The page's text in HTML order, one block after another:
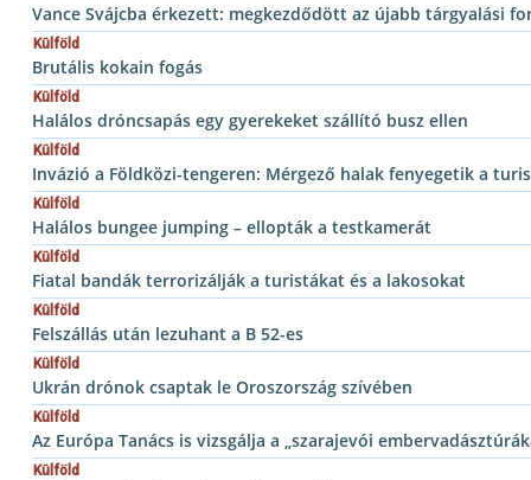
Vance Svájcba érkezett: megkezdődött az újabb tárgyalási
Külföld
Brutális kokain fogás
Külföld
Halálos dróncsapás egy gyerekeket szállító busz ellen
Külföld
Invázió a Földközi-tengeren: Mérgező halak fenyegetik a
Külföld
Halálos bungee jumping – ellopták a testkamerát
Külföld
Fiatal bandák terrorizálják a turistákat és a lakosokat
Külföld
Felszállás után lezuhant a B 52-es
Külföld
Ukrán drónok csaptak le Oroszország szívében
Külföld
Az Európa Tanács is vizsgálja a „szarajevói
Külföld